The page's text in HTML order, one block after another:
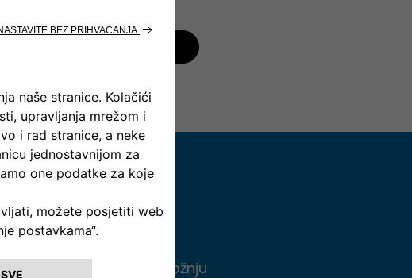
Zakažite probnu vožnju